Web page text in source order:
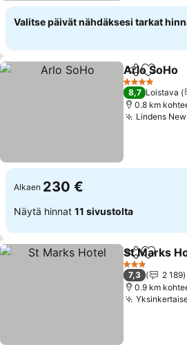
Valitse päivät nähdäksesi tarkat
Jaa Lisää
Arlo SoHo
4 Tähtiluokitus
8,7 Loistava
0.8 km
Lindens
Alkaen 230 €
Näytä hinnat 11 sivustolta
Jaa Lisää
St Marks
3 Tähtiluokitus
7,3
2 189
0.9 km